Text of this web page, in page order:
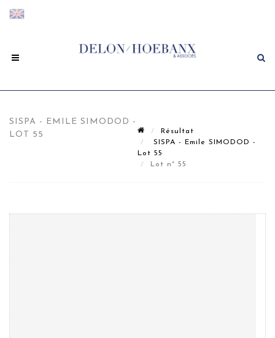
SISPA - EMILE SIMODOD -
LOT 55
Résultat
SISPA - Emile SIMODOD -
Lot 55
Lot n° 55